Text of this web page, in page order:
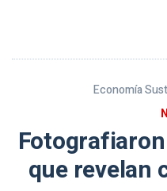
Economía
que revelan